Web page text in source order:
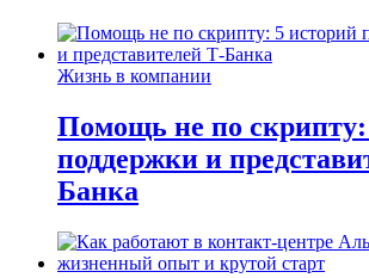
Жизнь в компании
Помощь не по скрипту:
поддержки и
Банка